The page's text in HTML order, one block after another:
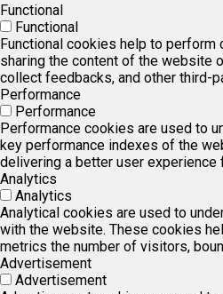
Functional
Functional
Functional cookies help to
sharing the content of the website
collect feedbacks, and other third-
Performance
Performance
Performance cookies are used to
key performance indexes of the
delivering a better user experience
Analytics
Analytics
Analytical cookies are used to
with the website. These cookies
metrics the number of visitors,
Advertisement
Advertisement